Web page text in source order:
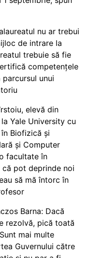
nu ar trebui
de intrare la
trebuie să fie
competențele
unui
elevă din
Yale University cu
Biofizică și
și Computer
facultate în
pot deprinde noi
să mă întorc în
Barna: Dacă
rezolvă, pică toată
mai multe
Guvernului către